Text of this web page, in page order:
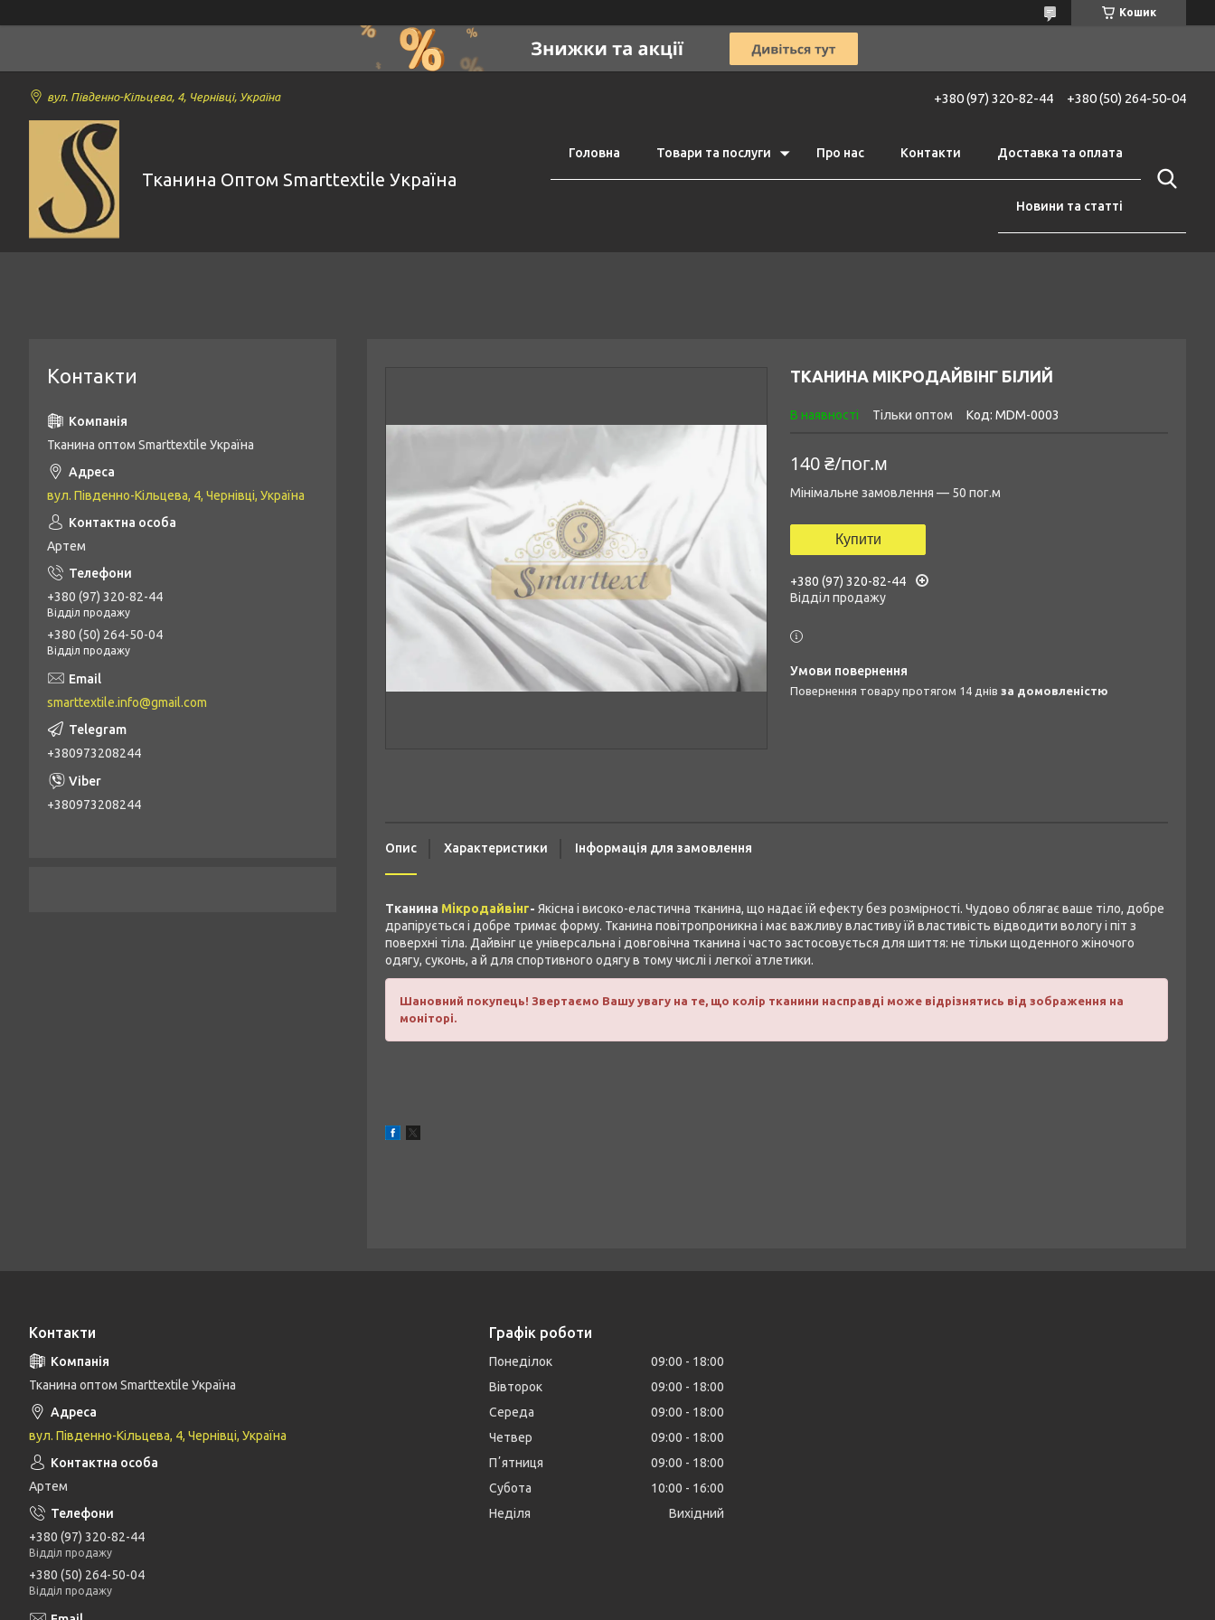
Кошик
вул. Південно-Кільцева, 4, Чернівці, Україна +380 (97) 320-82-44 +380 (50) 264-50-04
Тканина Оптом Smarttextile Україна
Головна Товари та послуги Про нас Контакти Доставка та оплата
Новини та статті
ТКАНИНА МІКРОДАЙВІНГ БІЛИЙ
В наявності Тільки оптом Код: MDM-0003
140 ₴/пог.м
Мінімальне замовлення — 50 пог.м
Купити
+380 (97) 320-82-44
Відділ продажу
повернення товару протягом 14 днів за домовленістю
Опис Характеристики Інформація для замовлення
Тканина Мікродайвінг- Якісна і високо-еластична тканина, що надає їй ефекту без розмірності. Чудово облягає ваше тіло, добре
драпірується і добре тримає форму. Тканина повітропроникна і має важливу властиву їй властивість відводити вологу і піт з
поверхні тіла. Дайвінг це універсальна і довговічна тканина і часто застосовується для шиття: не тільки щоденного жіночого
одягу, суконь, а й для спортивного одягу в тому числі і легкої атлетики.
Шановний покупець! Звертаємо Вашу увагу на те, що колір тканини насправді може відрізнятись від зображення на
моніторі.
Контакти
Тканина оптом Smarttextile Україна
вул. Південно-Кільцева, 4, Чернівці, Україна
Артем
+380 (97) 320-82-44
Відділ продажу
+380 (50) 264-50-04
Відділ продажу
smarttextile.info@gmail.com
+380973208244
+380973208244
Контакти
Тканина оптом Smarttextile Україна
вул. Південно-Кільцева, 4, Чернівці, Україна
Артем
+380 (97) 320-82-44
Відділ продажу
+380 (50) 264-50-04
Відділ продажу
Графік роботи
Понеділок 09:00
18:00
Вівторок
09:00
18:00
Середа
09:00
18:00
Четвер
09:00
18:00
Пʼятниця
09:00
18:00
Субота
10:00
16:00
Неділя
Вихідний